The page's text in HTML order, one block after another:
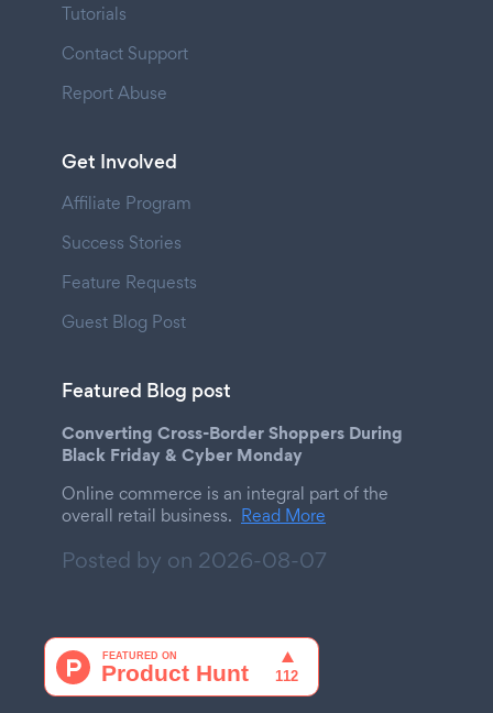
Tutorials
Contact Support
Report Abuse
Get Involved
Affiliate Program
Success Stories
Feature Requests
Guest Blog Post
Featured Blog post
Converting Cross-Border Shoppers During
Black Friday & Cyber Monday
Online commerce is an integral part of the
overall retail business. Read More
Posted by on 2026-08-07